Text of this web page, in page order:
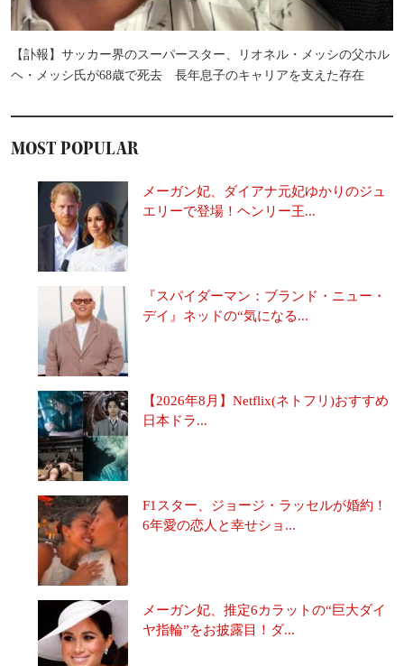
【訃報】サッカー界のスーパースター、リオネル・メッシの父ホル
ヘ・メッシ氏が68歳で死去 長年息子のキャリアを支えた存在
MOST POPULAR
メーガン妃、ダイアナ元妃ゆかりのジュ
エリーで登場！ヘンリー王...
『スパイダーマン：ブランド・ニュー・
デイ』ネッドの“気になる...
【2026年8月】Netflix(ネトフリ)おすすめ
日本ドラ...
F1スター、ジョージ・ラッセルが婚約！
6年愛の恋人と幸せショ...
メーガン妃、推定6カラットの“巨大ダイ
ヤ指輪”をお披露目！ダ...